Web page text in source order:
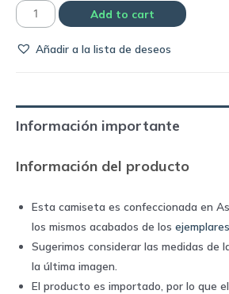
Camiseta
portero
quantity
Add to cart
Añadir a la lista de deseos
Información importante
Información del producto
Esta camiseta es confeccionada en
los mismos acabados de los
Sugerimos considerar las medidas de
la última imagen.
El producto es importado, por lo que el